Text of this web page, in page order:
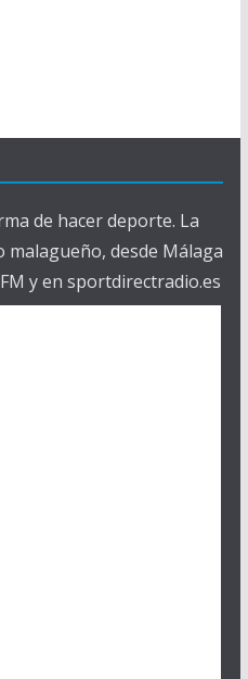
de hacer deporte. La
desde Málaga
y en sportdirectradio.es